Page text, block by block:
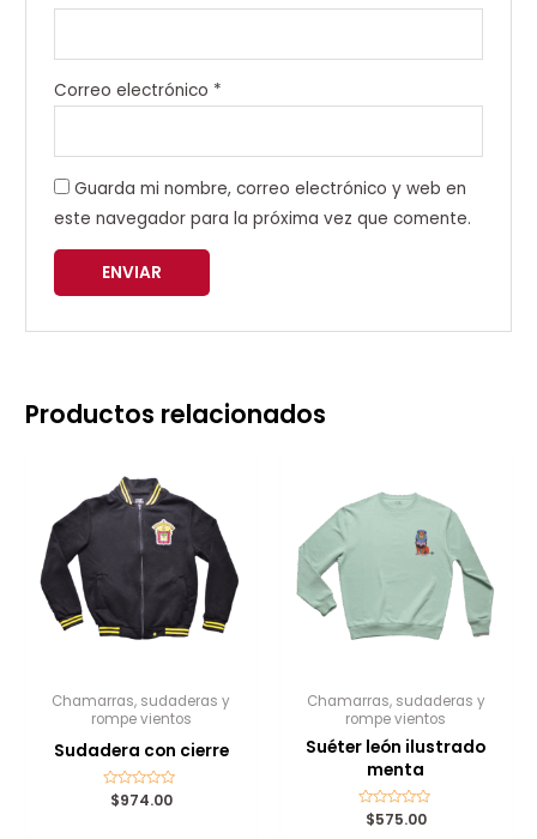
Correo electrónico *
Guarda mi nombre, correo electrónico y web en
este navegador para la próxima vez que comente.
Productos relacionados
Chamarras, sudaderas y
rompe vientos
Sudadera con cierre
Valorado
con$974.00
Chamarras, sudaderas y
rompe vientos
Suéter león ilustrado
menta
Valorado
con$575.00